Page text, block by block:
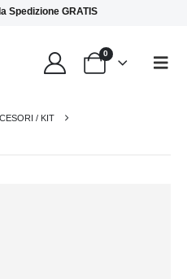
Spedizione GRATIS
0
/ KIT